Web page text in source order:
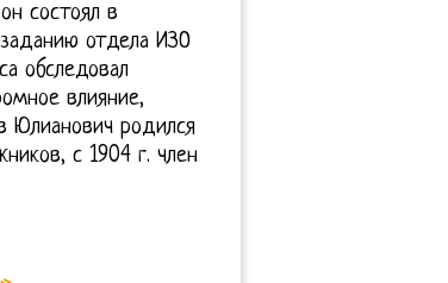
состоял в
отдела ИЗО
обследовал
влияние,
Юлианович родился
с 1904 г. член